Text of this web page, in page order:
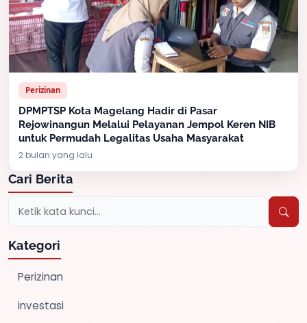
Perizinan
DPMPTSP Kota Magelang Hadir di Pasar
Rejowinangun Melalui Pelayanan Jempol Keren NIB
untuk Permudah Legalitas Usaha Masyarakat
2 bulan yang lalu
Cari Berita
Kategori
Perizinan
investasi